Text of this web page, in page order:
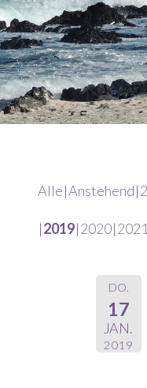
Alle Anstehend
2019 2020 2021
DO.
17
JAN.
2019